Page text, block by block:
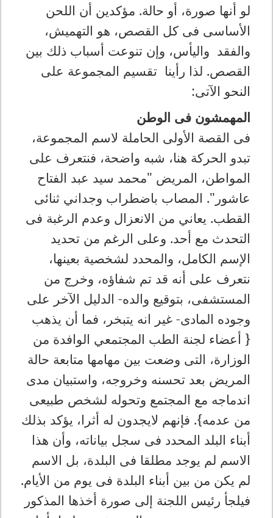
لو أنها صورة، أو حالة. مؤكدين أن اللحن
الأساسى فى كل القصص، هو التهميش،
والفقد واليأس، وإن تنوعت أسباب ذلك بين
القصص. لذا رأينا تقسيم المجموعة على
النحو الآتى:
المهمشون فى الوطن
فى القصة الأولى الحاملة لاسم المجموعة،
تبدو الحركة هنا، شبه واضحة، فنتعرف على
المواطن، المريض "محمد سيد عبد الفتاح
عاشور". المصاب باضطراب وجداني ثنائى
القطب. يعاني من الانعزال وعدم الرغبة فى
التحدث مع أحد. وعلى الرغم من تحديد
الإسم الكامل، والمحدد لشخصية بعينها،
نتعرف على أنه قد تم شفاؤه، وخرج من
المستشفى، بتوقيع والده- الدليل الآخر على
وجوده المادى- غير انه يتبخر، فما أن يذهب
{ أعضاء لجنة الطب المجتمعي الوافدة من
الوزارة، التى وضعت بين مهامها متابعة حالة
المريض بعد تحسنه وخروجه، واستبيان مدى
اندماجه مع المجتمع وتحوله لشخص طبيعى
من عدمه}. فإنهم لايجدون له أثرا، يؤكد بذلك
أبناء البلد المحدد فى سجل بياناته، وأن هذا
الاسم لم يوجد مطلقا فى البلدة، بل الاسم
لم يكن من بين أبناء البلدة فى يوم من الأيام.
فيلجأ رئيس اللجنة إلى صورة أخذها المذكور